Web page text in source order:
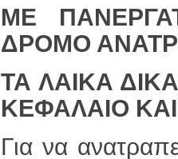
ΜΕ
ΔΡΟΜΟ
ΤΑ ΛΑΙΚΑ
ΚΕΦΑΛΑΙΟ
Για να